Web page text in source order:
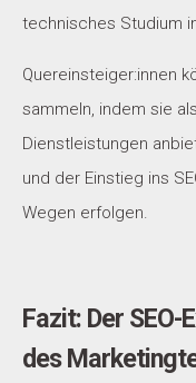
technisches Studium
Quereinsteiger:innen
sammeln, indem sie
Dienstleistungen
und der Einstieg ins
Wegen erfolgen.
Fazit: Der
des